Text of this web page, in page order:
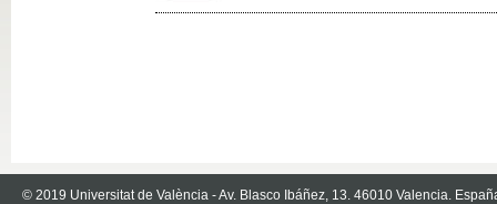
© 2019 Universitat de València - Av. Blasco Ibáñez, 13. 46010 Valencia.